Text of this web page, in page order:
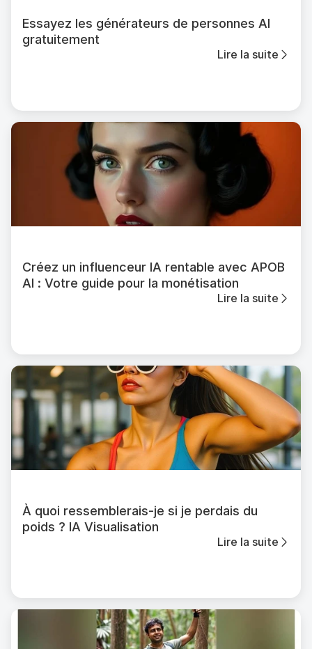
Essayez les générateurs de personnes AI
gratuitement
Lire la suite
Créez un influenceur IA rentable avec APOB
AI : Votre guide pour la monétisation
Lire la suite
À quoi ressemblerais-je si je perdais du
poids ? IA Visualisation
Lire la suite